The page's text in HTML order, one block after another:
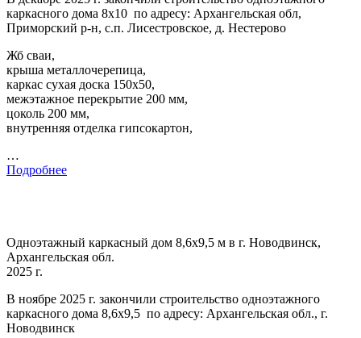
каркасного дома 8х10 по адресу: Архангельская обл,
Приморский р-н, с.п. Лисестровское, д. Нестерово
Жб сваи,
крыша металлочерепица,
каркас сухая доска 150х50,
межэтажное перекрытие 200 мм,
цоколь 200 мм,
внутренняя отделка гипсокартон,
…
Подробнее
Одноэтажный каркасный дом 8,6х9,5 м в г. Новодвинск,
Архангельская обл.
2025 г.
В ноябре 2025 г. закончили строительство одноэтажного
каркасного дома 8,6х9,5 по адресу: Архангельская обл., г.
Новодвинск